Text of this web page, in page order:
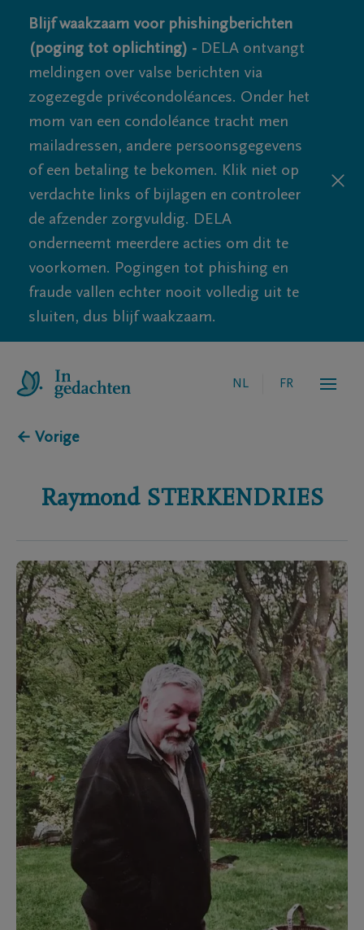
Blijf waakzaam voor phishingberichten
(poging tot oplichting) - DELA ontvangt
meldingen over valse berichten via
zogezegde privécondoléances. Onder het
mom van een condoléance tracht men
mailadressen, andere persoonsgegevens
of een betaling te bekomen. Klik niet op
verdachte links of bijlagen en controleer
de afzender zorgvuldig. DELA
onderneemt meerdere acties om dit te
voorkomen. Pogingen tot phishing en
fraude vallen echter nooit volledig uit te
sluiten, dus blijf waakzaam.
NL FR
← Vorige
Raymond STERKENDRIES